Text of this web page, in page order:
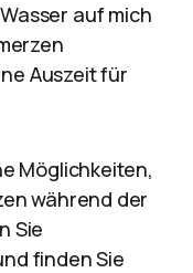
auf mich
Auszeit für
Möglichkeiten,
während der
Sie
finden Sie